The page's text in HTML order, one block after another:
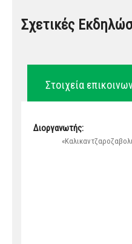
Σχετικές
Στοιχεία
Διοργανωτής: